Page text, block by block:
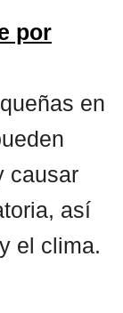
por
en
causar
así
el clima.